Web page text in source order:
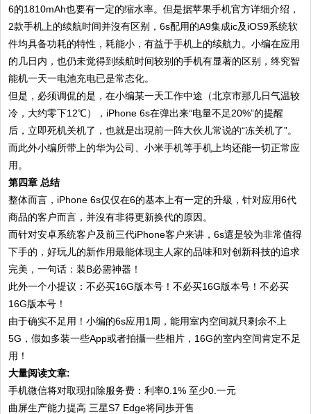
6的1810mAh也要有一定的缩水率。但是据苹果手机官方详细介绍，
2款手机上的续航时间并沒有区别，6s配用的A9集成ic及iOS9系统软
件均具备功耗的特性，耗能小，有益于手机上的续航力。小编在应用
的几日内，也仍未觉得到续航时间较别的手机有显著的区别，终究智
能机一天一电池充电已是常态化。
但是，必须调侃的是，在小编某一天工作中途（北京市那几日气温较
冷，大约零下12℃），iPhone 6s在弹出来“电量不足20%”的提醒
后，立即死机关机了，也就是出現前一阵大伙儿常说的“冻关机了”。
而此外小编所带上的华为公司、小米手机等手机上均还能一切正常应
用。
第四章 总结
整体而言，iPhone 6s仅仅在6的基本上有一定的升級，针对应用6代
商品的客户而言，并沒有非得更新换代的原因。
而针对安卓系统客户及前三代iPhone客户来讲，6s還是较为非常值得
下手的，好玩儿的新作用最能体现主人家的品味和对创新科技的追求
完美，一句话：装B必需神器！
此外一个小提议：不必买16G版本号！不必买16G版本号！不必买
16G版本号！
由于确实不足用！小编的6s应用1周，能用室内空间就只剩余不上
5G，假如多装一些App或者拍攝一些相片，16G的室内空间肯定不足
用！
大量阅读文章:
手机微信将对取现扣除服务费：利率0.1% 至少0.一元
曲屏生产能力提高 三星S7 Edge将同歩开售